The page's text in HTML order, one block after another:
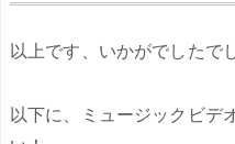
以上です、いかがでしたで
以下に、ミュージックビデ